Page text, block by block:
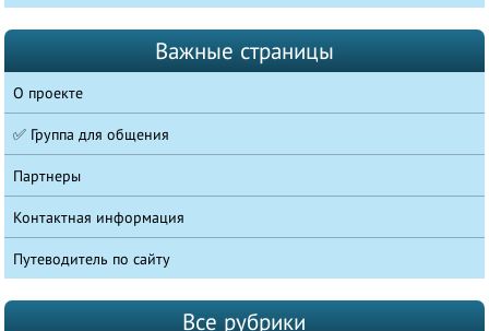
Важные страницы
О проекте
✅ Группа для общения
Партнеры
Контактная информация
Путеводитель по сайту
Все рубрики